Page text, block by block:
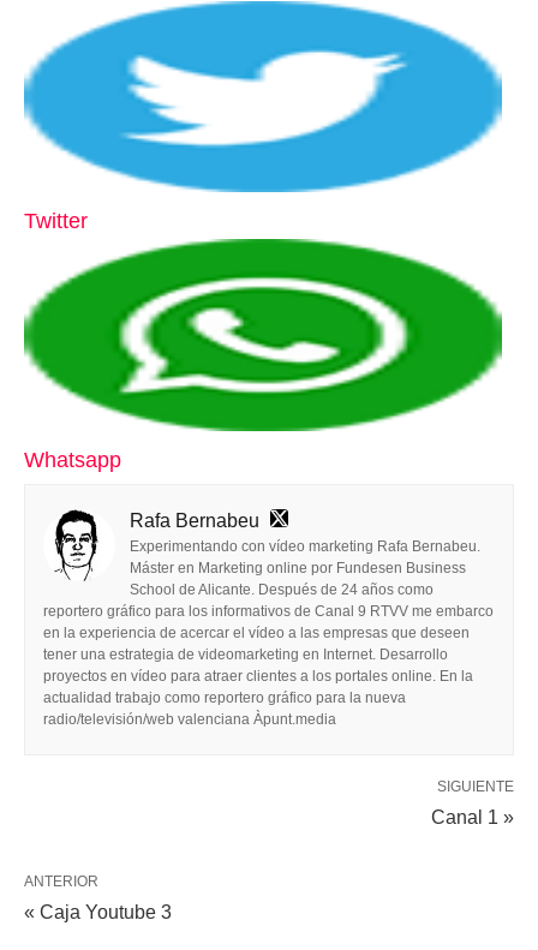
Twitter
Whatsapp
Rafa Bernabeu
Experimentando con vídeo marketing Rafa Bernabeu.
Máster en Marketing online por Fundesen Business
School de Alicante. Después de 24 años como
reportero gráfico para los informativos de Canal 9 RTVV me embarco
en la experiencia de acercar el vídeo a las empresas que deseen
tener una estrategia de videomarketing en Internet. Desarrollo
proyectos en vídeo para atraer clientes a los portales online. En la
actualidad trabajo como reportero gráfico para la nueva
radio/televisión/web valenciana Àpunt.media
SIGUIENTE
Canal 1 »
ANTERIOR
« Caja Youtube 3